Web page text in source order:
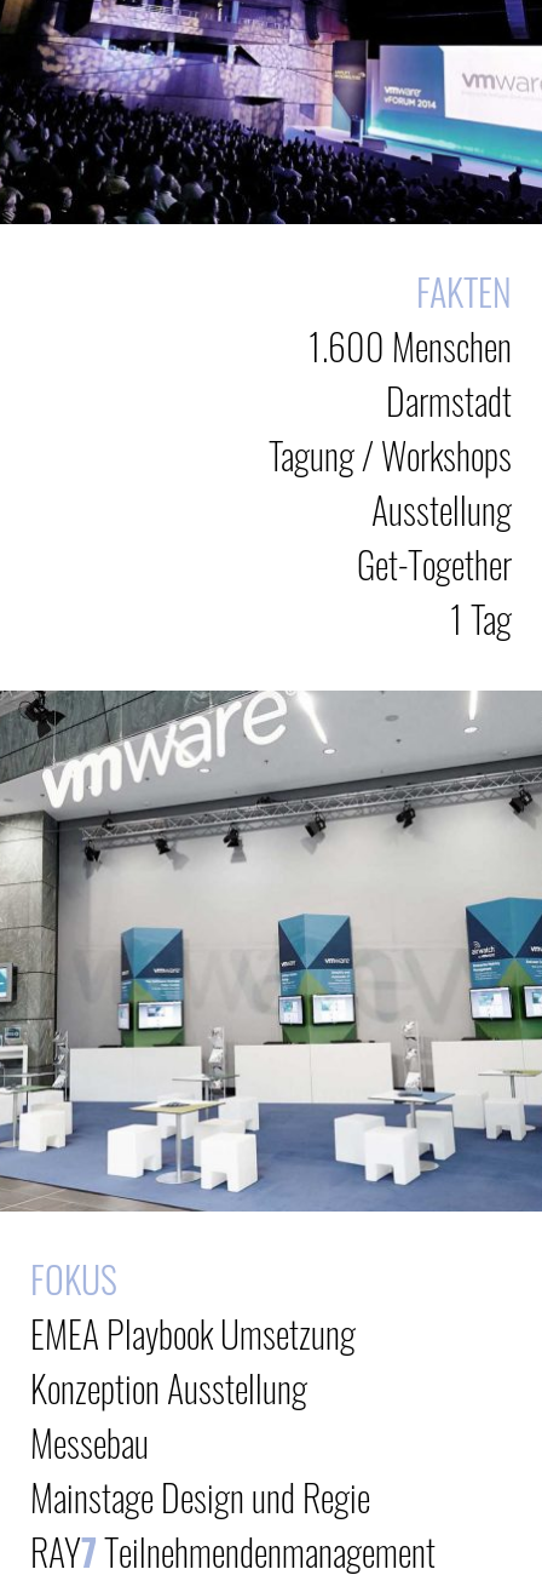
FAKTEN
1.600 Menschen
Darmstadt
Tagung / Workshops
Ausstellung
Get-Together
1 Tag
FOKUS
EMEA Playbook Umsetzung
Konzeption Ausstellung
Messebau
Mainstage Design und Regie
RAY7Teilnehmendenmanagement